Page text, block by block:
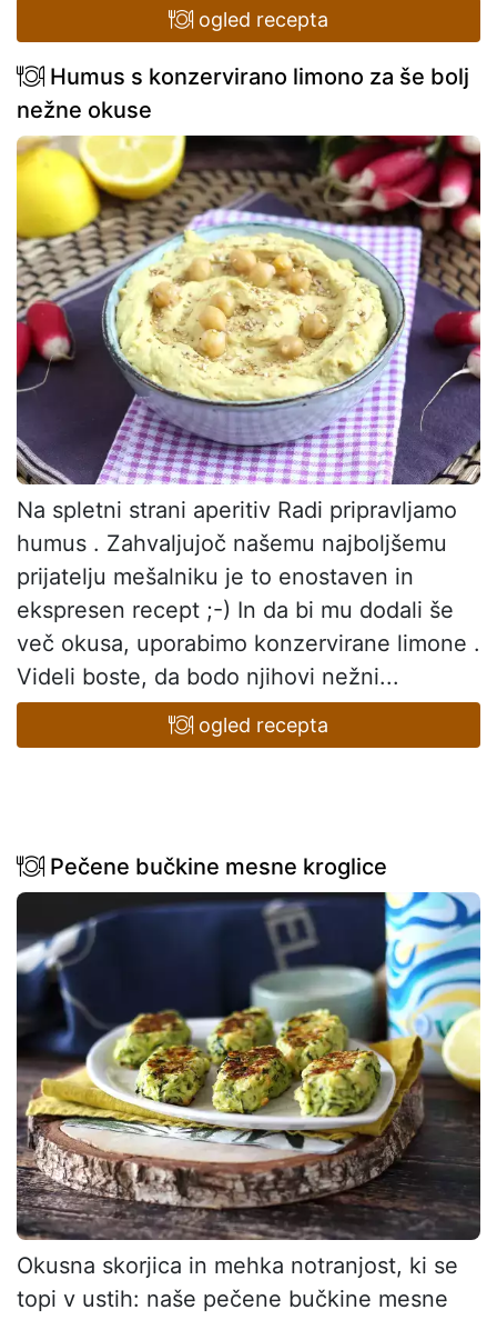
ogled recepta
Humus s konzervirano limono za še bolj
nežne okuse
Na spletni strani aperitiv Radi pripravljamo
humus . Zahvaljujoč našemu najboljšemu
prijatelju mešalniku je to enostaven in
ekspresen recept ;-) In da bi mu dodali še
več okusa, uporabimo konzervirane limone .
Videli boste, da bodo njihovi nežni...
ogled recepta
Pečene bučkine mesne kroglice
Okusna skorjica in mehka notranjost, ki se
topi v ustih: naše pečene bučkine mesne